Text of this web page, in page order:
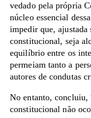
vedado pela própria
núcleo essencial
impedir que, ajustada
constitucional, seja
equilíbrio entre os
permeiam tanto a
autores de condutas
No entanto, concluiu,
constitucional não